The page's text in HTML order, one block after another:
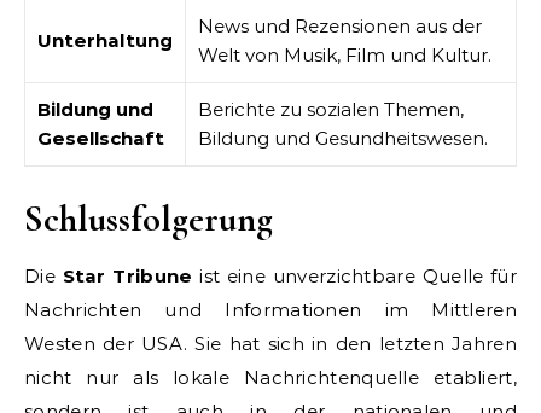
Unterhaltung
News und Rezensionen aus der
Welt von Musik, Film und Kultur.
Bildung und
Gesellschaft
Berichte zu sozialen Themen,
Bildung und Gesundheitswesen.
Schlussfolgerung
Die Star Tribune ist eine unverzichtbare Quelle für
Nachrichten und Informationen im Mittleren
Westen der USA. Sie hat sich in den letzten Jahren
nicht nur als lokale Nachrichtenquelle etabliert,